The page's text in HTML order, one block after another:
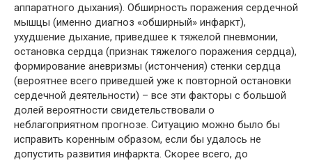
аппаратного дыхания). Обширность поражения сердечной
мышцы (именно диагноз «обширный» инфаркт),
ухудшение дыхание, приведшее к тяжелой пневмонии,
остановка сердца (признак тяжелого поражения сердца),
формирование аневризмы (истончения) стенки сердца
(вероятнее всего приведшей уже к повторной остановки
сердечной деятельности) – все эти факторы с большой
долей вероятности свидетельствовали о
неблагоприятном прогнозе. Ситуацию можно было бы
исправить коренным образом, если бы удалось не
допустить развития инфаркта. Скорее всего, до